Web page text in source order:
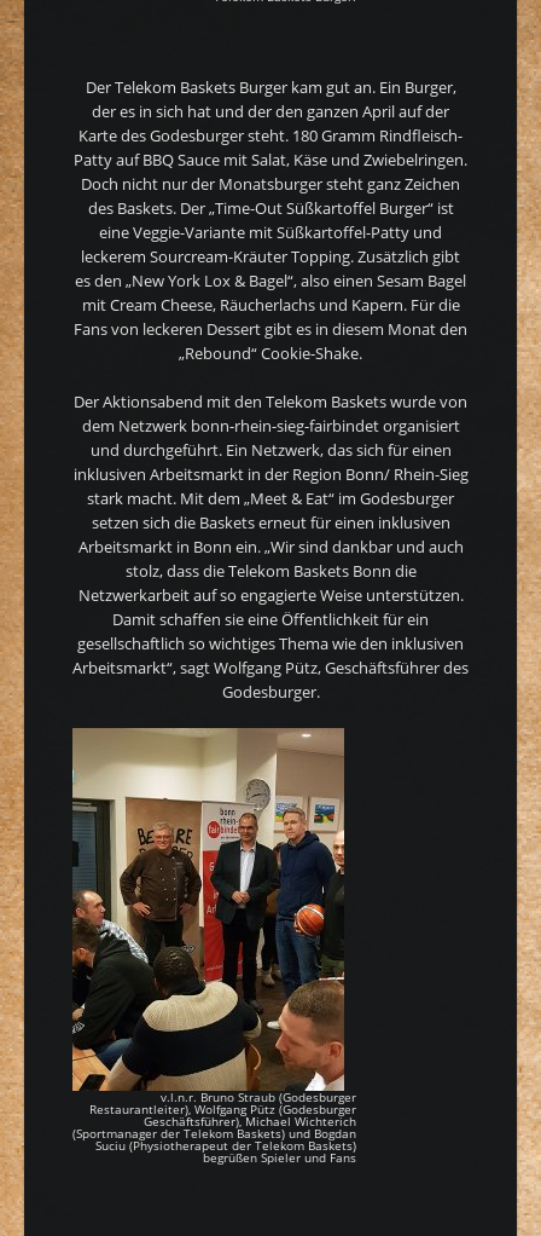
Der Telekom Baskets Burger kam gut an. Ein Burger,
der es in sich hat und der den ganzen April auf der
Karte des Godesburger steht. 180 Gramm Rindfleisch-
Patty auf BBQ Sauce mit Salat, Käse und Zwiebelringen.
Doch nicht nur der Monatsburger steht ganz Zeichen
des Baskets. Der „Time-Out Süßkartoffel Burger“ ist
eine Veggie-Variante mit Süßkartoffel-Patty und
leckerem Sourcream-Kräuter Topping. Zusätzlich gibt
es den „New York Lox & Bagel“, also einen Sesam Bagel
mit Cream Cheese, Räucherlachs und Kapern. Für die
Fans von leckeren Dessert gibt es in diesem Monat den
„Rebound“ Cookie-Shake.
Der Aktionsabend mit den Telekom Baskets wurde von
dem Netzwerk bonn-rhein-sieg-fairbindet organisiert
und durchgeführt. Ein Netzwerk, das sich für einen
inklusiven Arbeitsmarkt in der Region Bonn/ Rhein-Sieg
stark macht. Mit dem „Meet & Eat“ im Godesburger
setzen sich die Baskets erneut für einen inklusiven
Arbeitsmarkt in Bonn ein. „Wir sind dankbar und auch
stolz, dass die Telekom Baskets Bonn die
Netzwerkarbeit auf so engagierte Weise unterstützen.
Damit schaffen sie eine Öffentlichkeit für ein
gesellschaftlich so wichtiges Thema wie den inklusiven
Arbeitsmarkt“, sagt Wolfgang Pütz, Geschäftsführer des
Godesburger.
v.l.n.r. Bruno Straub (Godesburger
Restaurantleiter), Wolfgang Pütz (Godesburger
Geschäftsführer), Michael Wichterich
(Sportmanager der Telekom Baskets) und Bogdan
Suciu (Physiotherapeut der Telekom Baskets)
begrüßen Spieler und Fans